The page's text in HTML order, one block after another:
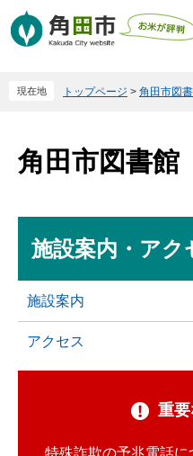
ー
ニ
現在地 トップページ > 角田市図
角田市図書館
文施設案内・アク
施設案内
アクセス
重
特殊詐欺の予兆電話に